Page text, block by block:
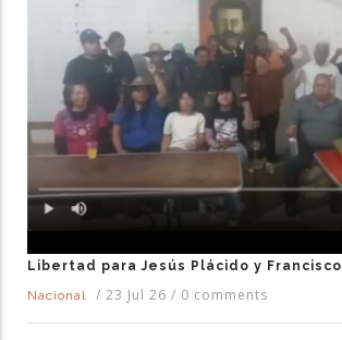
Libertad para Jesús Plácido y Francisco
Nacional
/ 23 Jul 26 / 0 comments